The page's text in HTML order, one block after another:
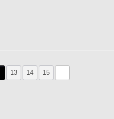
13 14 15